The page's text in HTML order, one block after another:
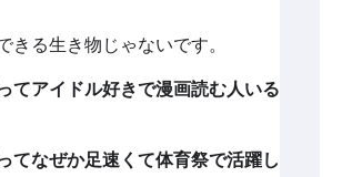
きる生き物じゃないです。
てアイドル好きで漫画読む人いる
てなぜか足速くて体育祭で活躍し